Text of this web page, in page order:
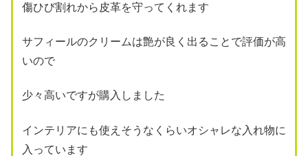
傷ひび割れから皮革を守ってくれます
サフィールのクリームは艶が良く出ることで評価が高
いので
少々高いですが購入しました
インテリアにも使えそうなくらいオシャレな入れ物に
入っています